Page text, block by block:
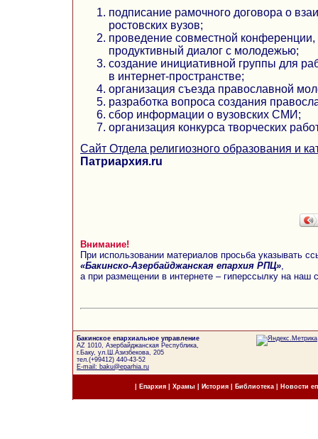
подписание рамочного договора о
ростовских вузов;
проведение совместной конференции,
продуктивный диалог с молодежью;
создание инициативной группы для
в интернет-пространстве;
организация съезда православной
разработка вопроса создания
сбор информации о вузовских СМИ;
организация конкурса творческих
Сайт Отдела религиозного образования и
Патриархия.ru
Внимание!
При использовании материалов просьба указывать
«Бакинско-Азербайджанская епархия РПЦ»
а при размещении в интернете – гиперссылку на наш
Бакинское епархиальное управление
AZ 1010, Азербайджанская Республика,
г.Баку, ул.Ш.Азизбекова, 205
тел.(+99412) 440-43-52
E-mail: baku@eparhia.ru
Епархия| Храмы История| Библиотека Новости